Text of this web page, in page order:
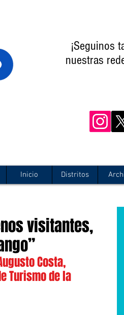
¡Seguinos
nuestras
Inicio Distritos
visitantes,
Costa,
Turismo de la